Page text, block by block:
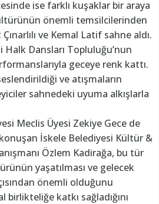
ise farklı kuşaklar bir araya
önemli temsilcilerinden
ve Kemal Latif sahne aldı.
Halk Dansları Topluluğu’nun
geceye renk kattı.
ve atışmaların
sahnedeki uyuma alkışlarla
Meclis Üyesi Zekiye Gece de
İskele Belediyesi Kültür &
Özlem Kadirağa, bu tür
yaşatılması ve gelecek
önemli olduğunu
katkı sağladığını